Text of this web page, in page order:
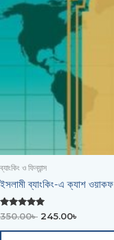
ব্যাংকিং ও ফিন্যান্স
ইসলামী ব্যাংকিং-এ ক্যাশ ওয়াকফ
Rated
0
out of 5
350.00৳ 245.00৳